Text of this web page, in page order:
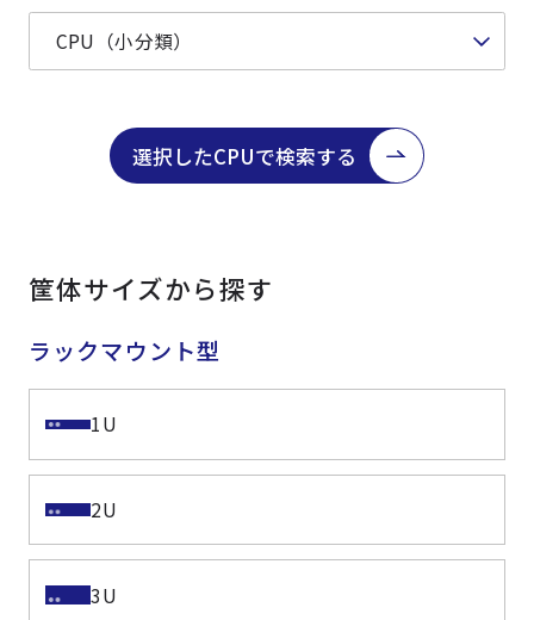
選択したCPUで検索する
筐体サイズから探す
ラックマウント型
1U
2U
3U